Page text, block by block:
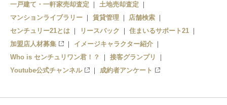
一戸建て・一軒家売却査定
土地売却査定
マンションライブラリー
賃貸管理
店舗検索
センチュリー21とは
リースバック
住まいるサポート21
加盟店人材募集
イメージキャラクター紹介
Who is センチュリワン君！？
接客グランプリ
Youtube公式チャンネル
成約者アンケート